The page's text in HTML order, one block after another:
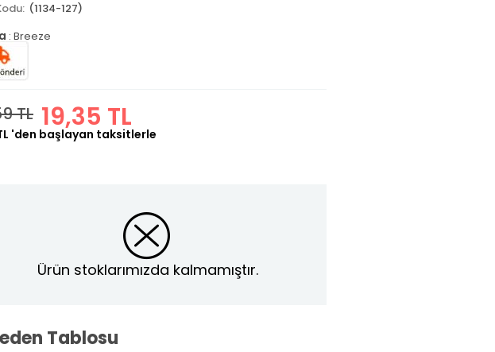
(1134-127)
: Breeze
TL 19,35 TL
'den başlayan taksitlerle
Ürün stoklarımızda kalmamıştır.
Tablosu